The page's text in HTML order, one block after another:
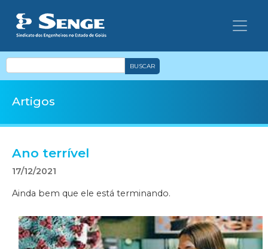
BUSCAR
Artigos
Ano terrível
17/12/2021
Ainda bem que ele está terminando.